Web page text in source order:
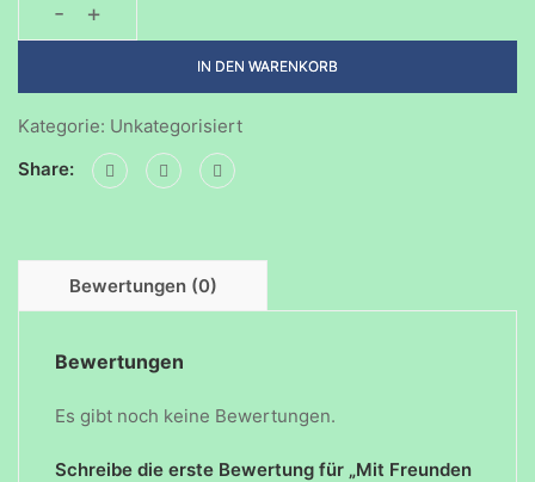
-
Mit
Gaar
+
IN DEN WARENKORB
Kategorie: Unkategorisiert
Share:
Bewertungen (0)
Bewertungen
Es gibt noch keine Bewertungen.
Schreibe die erste Bewertung für „Mit Freunden